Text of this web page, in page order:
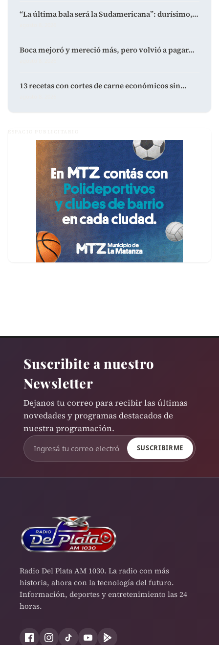
“La última bala será la Sudamericana”: durísimo,…
Boca mejoró y mereció más, pero volvió a pagar…
13 recetas con cortes de carne económicos sin…
ESPACIO PUBLICITARIO
Suscribite a nuestro
Newsletter
Dejanos tu correo para recibir las últimas
novedades y programas destacados de
nuestra programación.
SUSCRIBIRME
Radio Del Plata AM 1030. La radio con más
historia, ahora con la tecnología del futuro.
Información, deportes y entretenimiento las 24
horas.